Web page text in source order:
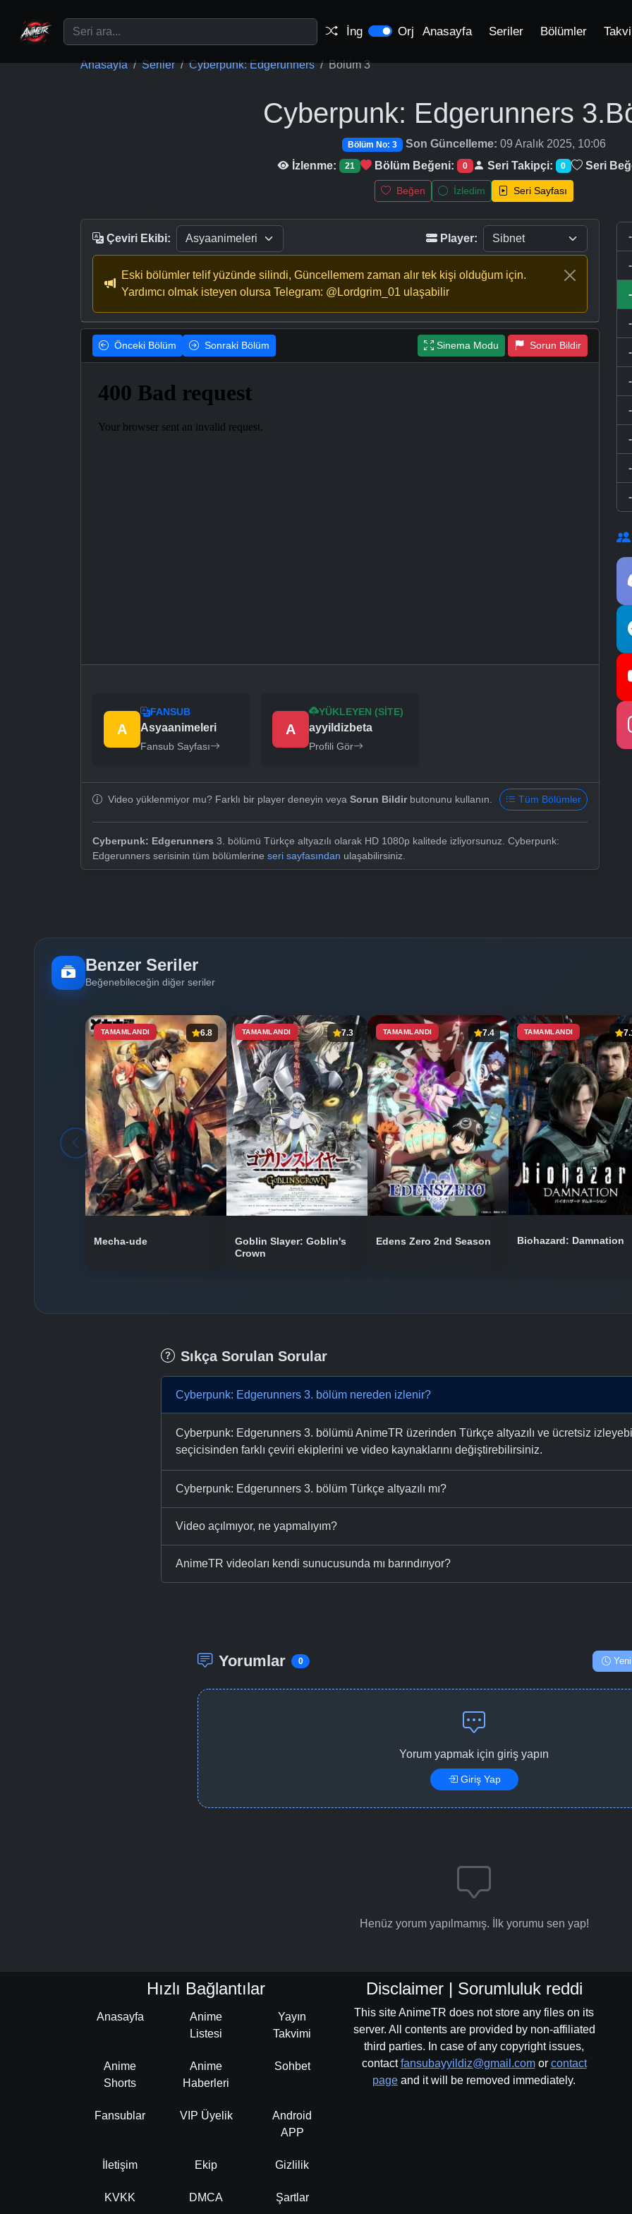
İng Orj Anasayfa Seriler Bölümler
Anasayfa Seriler Cyberpunk: Edgerunners Bölüm 3
Cyberpunk: Edgerunners
Bölüm No: 3 Son Güncelleme: 09 Aralık 2025, 10:06
İzlenme:
21 Bölüm Beğeni: 0 Seri Takipçi: 0 Seri
Beğen İzledim Seri Sayfası
Çeviri Ekibi: Player:
Eski bölümler telif yüzünde silindi, Güncellemem zaman alır tek kişi olduğum için.
Yardımcı olmak isteyen olursa Telegram: @Lordgrim_01 ulaşabilir
Önceki Bölüm Sonraki Bölüm Sinema Modu Sorun Bildir
A
FANSUB
Asyaanimeleri
Fansub Sayfası
A
YÜKLEYEN (SITE)
ayyildizbeta
Profili Gör
Video yüklenmiyor mu? Farklı bir player deneyin veya Sorun Bildirbutonunu kullanın. Tüm Bölümler
Cyberpunk: Edgerunners 3. bölümü Türkçe altyazılı olarak HD 1080p kalitede izliyorsunuz. Cyberpunk:
Edgerunners serisinin tüm bölümlerine seri sayfasından ulaşabilirsiniz.
Benzer Seriler
Beğenebileceğin diğer seriler
TAMAMLANDI 6.8
Mecha-ude
TAMAMLANDI 7.3
Goblin Slayer: Goblin's
Crown
TAMAMLANDI 7.4
Edens Zero 2nd Season
TAMAMLANDI
Biohazard: Damnation
Sıkça Sorulan Sorular
Cyberpunk: Edgerunners 3. bölüm nereden izlenir?
Cyberpunk: Edgerunners 3. bölümü AnimeTR üzerinden Türkçe altyazılı ve ücretsiz
seçicisinden farklı çeviri ekiplerini ve video kaynaklarını değiştirebilirsiniz.
Cyberpunk: Edgerunners 3. bölüm Türkçe altyazılı mı?
Video açılmıyor, ne yapmalıyım?
AnimeTR videoları kendi sunucusunda mı barındırıyor?
Yorumlar 0 Yeni
Yorum yapmak için giriş yapın
Giriş Yap
Henüz yorum yapılmamış. İlk yorumu sen yap!
Hızlı Bağlantılar
Anasayfa
Anime
Listesi
Yayın
Takvimi
Anime
Shorts
Anime
Haberleri
Sohbet
Fansublar VIP Üyelik
Android
APP
İletişim Ekip Gizlilik
KVKK DMCA Şartlar
Disclaimer | Sorumluluk reddi
This site AnimeTR does not store any files on its
server. All contents are provided by non-affiliated
third parties. In case of any copyright issues,
contactfansubayyildiz@gmail.comor contact
page and it will be removed immediately.